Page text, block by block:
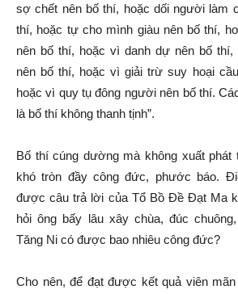
sợ chết nên bố thí, hoặc dối người làm
thí, hoặc tự cho mình giàu nên bố thí,
nên bố thí, hoặc vì danh dự nên bố thí,
nên bố thí, hoặc vì giải trừ suy hoại
hoặc vì quy tụ đông người nên bố thí.
là bố thí không thanh tịnh”.
Bố thí cúng dường mà không xuất phát
khó tròn đầy công đức, phước báo.
được câu trả lời của Tổ Bồ Đề Đạt Ma
hỏi ông bấy lâu xây chùa, đúc
Tăng Ni có được bao nhiêu công đức?
Cho nên, để đạt được kết quả viên